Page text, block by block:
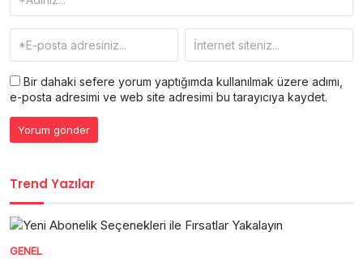
Bir dahaki sefere yorum yaptığımda kullanılmak üzere adımı,
e-posta adresimi ve web site adresimi bu tarayıcıya kaydet.
Trend Yazılar
GENEL